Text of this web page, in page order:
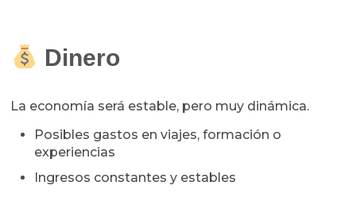
Dinero
La economía será estable, pero muy dinámica.
Posibles gastos en viajes, formación o
experiencias
Ingresos constantes y estables